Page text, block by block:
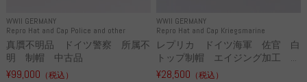
WWII GERMANY
Repro Hat and Cap Police and other
真贋不明品 ドイツ警察 所属不
明 制帽 中古品
¥99,000 （税込）
WWII GERMANY
Repro Hat and Cap Kriegsmarine
レプリカ ドイツ海軍 佐官 白
トップ制帽 エイジング加工 ...
¥28,500 （税込）